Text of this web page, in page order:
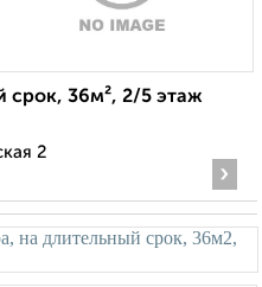
срок, 36м², 2/5 этаж
2
›